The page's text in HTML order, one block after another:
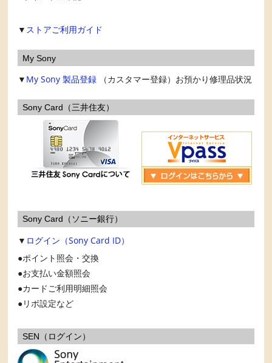
▼ ストアご利用ガイド
My Sony
▼ My Sony 製品登録 （カスタマー登録）お預かり修理品状況
Sony Card（三井住友）
Sony Card（ソニー銀行）
▼ ログイン（Sony Card ID）
ポイント照会・交換
お支払い金額照会
カードご利用明細照会
リボ設定など
SEN（ログイン）